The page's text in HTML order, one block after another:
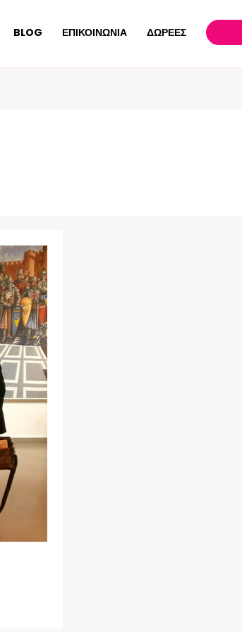
BLOG ΕΠΙΚΟΙΝΩΝΙΑ ΔΩΡΕΕΣ